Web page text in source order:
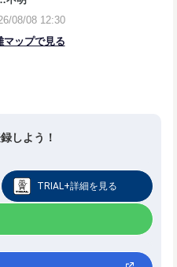
しよう！
TRIAL+詳細を見る